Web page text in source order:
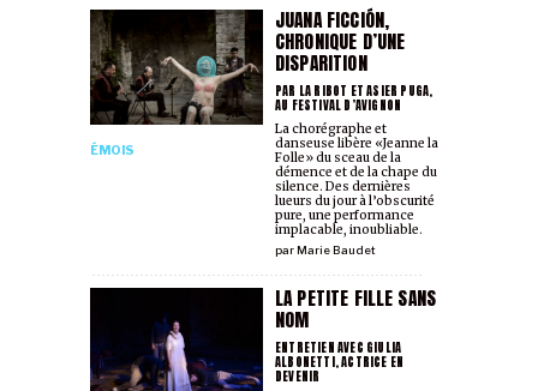
JUANA FICCIÓN,
CHRONIQUE D’UNE
DISPARITION
PAR LA RIBOT ET ASIER PUGA,
AU FESTIVAL D’AVIGNON
ÉMOIS
par Marie Baudet
La chorégraphe et
danseuse libère «Jeanne la
Folle» du sceau de la
démence et de la chape du
silence. Des dernières
lueurs du jour à l’obscurité
pure, une performance
implacable, inoubliable.
LA PETITE FILLE SANS
NOM
ENTRETIEN AVEC GIULIA
ALBONETTI, ACTRICE EN
DEVENIR